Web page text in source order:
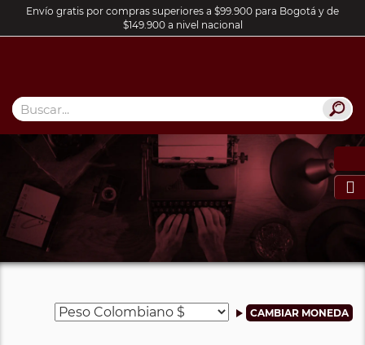
Envío gratis por compras superiores a $99.900 para Bogotá y de
$149.900 a nivel nacional
